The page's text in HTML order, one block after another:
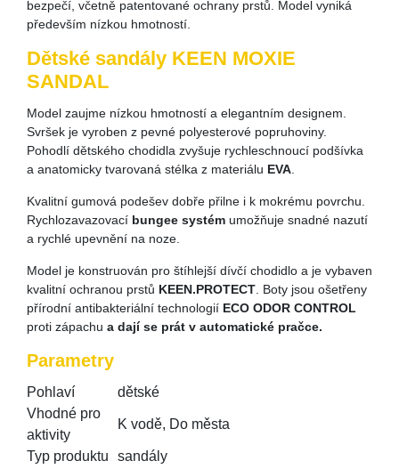
bezpečí, včetně patentované ochrany prstů. Model vyniká
především nízkou hmotností.
Dětské sandály KEEN MOXIE
SANDAL
Model zaujme nízkou hmotností a elegantním designem.
Svršek je vyroben z pevné polyesterové popruhoviny.
Pohodlí dětského chodidla zvyšuje rychleschnoucí podšívka
a anatomicky tvarovaná stélka z materiálu EVA
Kvalitní gumová podešev dobře přilne i k mokrému povrchu.
Rychlozavazovací bungee systém umožňuje snadné nazutí
a rychlé upevnění na noze.
Model je konstruován pro štíhlejší dívčí chodidlo a je vybaven
kvalitní ochranou prstů KEEN.PROTECT . Boty jsou ošetřeny
přírodní antibakteriální technologií ECO ODOR CONTROL
proti zápachu a dají se prát v automatické pračce.
Parametry
Pohlaví
dětské
Vhodné pro
aktivity
K vodě, Do města
Typ produktu
sandály